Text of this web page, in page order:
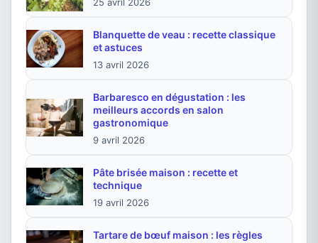
25 avril 2026
Blanquette de veau : recette classique
et astuces
13 avril 2026
Barbaresco en dégustation : les
meilleurs accords en salon
gastronomique
9 avril 2026
Pâte brisée maison : recette et
technique
19 avril 2026
Tartare de bœuf maison : les règles